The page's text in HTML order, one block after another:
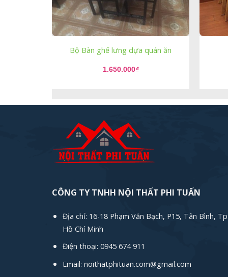
Bộ Bàn ghế lưng dựa quán ăn
1.650.000₫
CÔNG TY TNHH NỘI THẤT PHI TUẤN
Địa chỉ: 16-18 Phạm Văn Bạch, P15, Tân Bình, Tp.
Hồ Chí Minh
Điện thoại: 0945 674 911
Email: noithatphituan.com@gmail.com